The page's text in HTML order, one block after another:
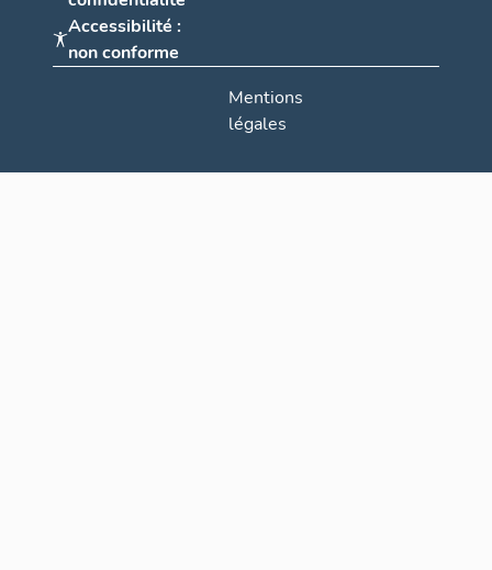
Accessibilité :
non conforme
Mentions
légales